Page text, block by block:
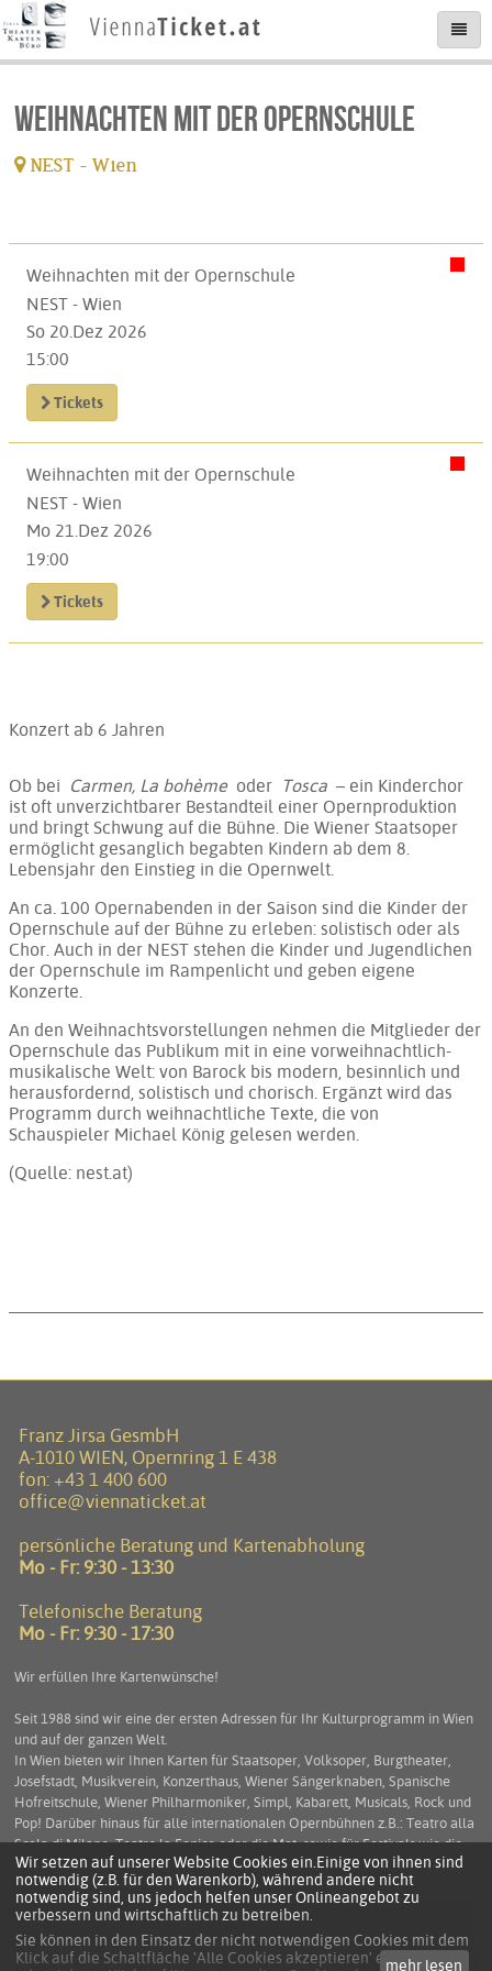
Weihnachten mit der Opernschule
NEST - Wien
Weihnachten mit der Opernschule
NEST - Wien
So 20.Dez 2026
15:00
Tickets
Weihnachten mit der Opernschule
NEST - Wien
Mo 21.Dez 2026
19:00
Tickets
Konzert ab 6 Jahren
Ob bei Carmen, La bohèmeoder Tosca – ein Kinderchor
ist oft unverzichtbarer Bestandteil einer Opernproduktion
und bringt Schwung auf die Bühne. Die Wiener Staatsoper
ermöglicht gesanglich begabten Kindern ab dem 8.
Lebensjahr den Einstieg in die Opernwelt.
An ca. 100 Opernabenden in der Saison sind die Kinder der
Opernschule auf der Bühne zu erleben: solistisch oder als
Chor. Auch in der NEST stehen die Kinder und Jugendlichen
der Opernschule im Rampenlicht und geben eigene
Konzerte.
An den Weihnachtsvorstellungen nehmen die Mitglieder der
Opernschule das Publikum mit in eine vorweihnachtlich-
musikalische Welt: von Barock bis modern, besinnlich und
herausfordernd, solistisch und chorisch. Ergänzt wird das
Programm durch weihnachtliche Texte, die von
Schauspieler Michael König gelesen werden.
(Quelle: nest.at)
Franz Jirsa GesmbH
A-1010 WIEN, Opernring 1 E 438
fon: +43 1 400 600
office@viennaticket.at
persönliche Beratung und Kartenabholung
Mo - Fr: 9:30 - 13:30
Telefonische Beratung
Mo - Fr: 9:30 - 17:30
Wir erfüllen Ihre Kartenwünsche!
Seit 1988 sind wir eine der ersten Adressen für Ihr Kulturprogramm in Wien
und auf der ganzen Welt.
In Wien bieten wir Ihnen Karten für Staatsoper, Volksoper, Burgtheater,
Josefstadt, Musikverein, Konzerthaus, Wiener Sängerknaben, Spanische
Hofreitschule, Wiener Philharmoniker, Simpl, Kabarett, Musicals, Rock und
Pop! Darüber hinaus für alle internationalen Opernbühnen z.B.: Teatro alla
Scala di Milano, Teatro la Fenice oder die Met, sowie für Festivals wie die
Salzburger Festspiele, die Arena di Verona und viele mehr. Service und
Beratung stehen an erster Stelle um Ihnen einen unbeschwerten
Kulturgenuss zu ermöglichen.
Wir setzen auf unserer Website Cookies ein.Einige von ihnen sind
notwendig (z.B. für den Warenkorb), während andere nicht
notwendig sind, uns jedoch helfen unser Onlineangebot zu
verbessern und wirtschaftlich zu betreiben.
Sie können in den Einsatz der nicht notwendigen Cookies mit dem
Klick auf die Schaltfläche 'Alle Cookies akzeptieren' einwilligen
mehr lesen